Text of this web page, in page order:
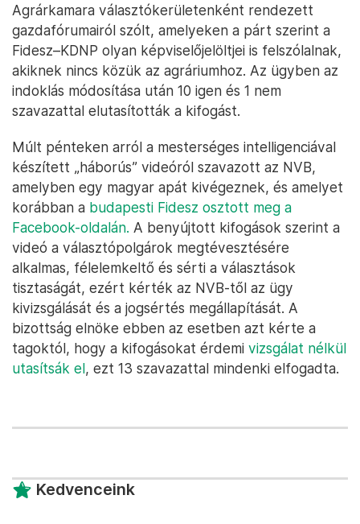
Agrárkamara választókerületenként rendezett
gazdafórumairól szólt, amelyeken a párt szerint a
Fidesz–KDNP olyan képviselőjelöltjei is felszólalnak,
akiknek nincs közük az agráriumhoz. Az ügyben az
indoklás módosítása után 10 igen és 1 nem
szavazattal elutasították a kifogást.
Múlt pénteken arról a mesterséges intelligenciával
készített „háborús” videóról szavazott az NVB,
amelyben egy magyar apát kivégeznek, és amelyet
korábban a budapesti Fidesz osztott meg a
Facebook-oldalán. A benyújtott kifogások szerint a
videó a választópolgárok megtévesztésére
alkalmas, félelemkeltő és sérti a választások
tisztaságát, ezért kérték az NVB-től az ügy
kivizsgálását és a jogsértés megállapítását. A
bizottság elnöke ebben az esetben azt kérte a
tagoktól, hogy a kifogásokat érdemi vizsgálat nélkül
utasítsák el, ezt 13 szavazattal mindenki elfogadta.
Kedvenceink